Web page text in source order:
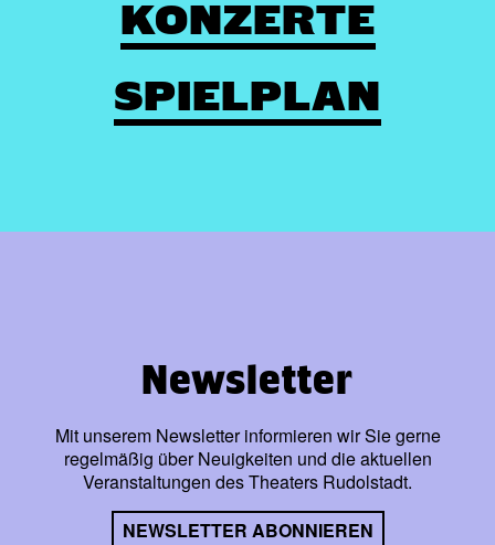
KONZERTE
SPIELPLAN
Newsletter
Mit unserem Newsletter informieren wir Sie gerne
regelmäßig über Neuigkeiten und die aktuellen
Veranstaltungen des Theaters Rudolstadt.
NEWSLETTER ABONNIEREN